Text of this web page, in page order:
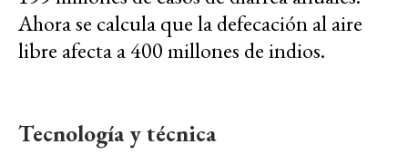
Ahora se calcula que la defecación al aire
libre afecta a 400 millones de indios.
Tecnología y técnica